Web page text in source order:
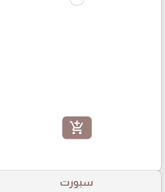
add_shopping_cart
سبورت